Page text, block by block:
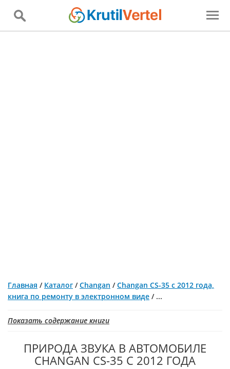
Главная / Каталог /Changan /Changan CS-35 с 2012 года,
книга по ремонту в электронном виде / ...
Показать содержание книги
ПРИРОДА ЗВУКА В АВТОМОБИЛЕ
CHANGAN CS-35 С 2012 ГОДА